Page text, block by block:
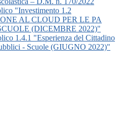
"Investimento 1.2
AL CLOUD PER LE PA
(DICEMBRE 2022)"
1.4.1 "Esperienza del Cittadino
- Scuole (GIUGNO 2022)"